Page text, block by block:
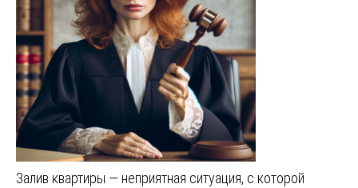
Залив квартиры — неприятная ситуация, с которой